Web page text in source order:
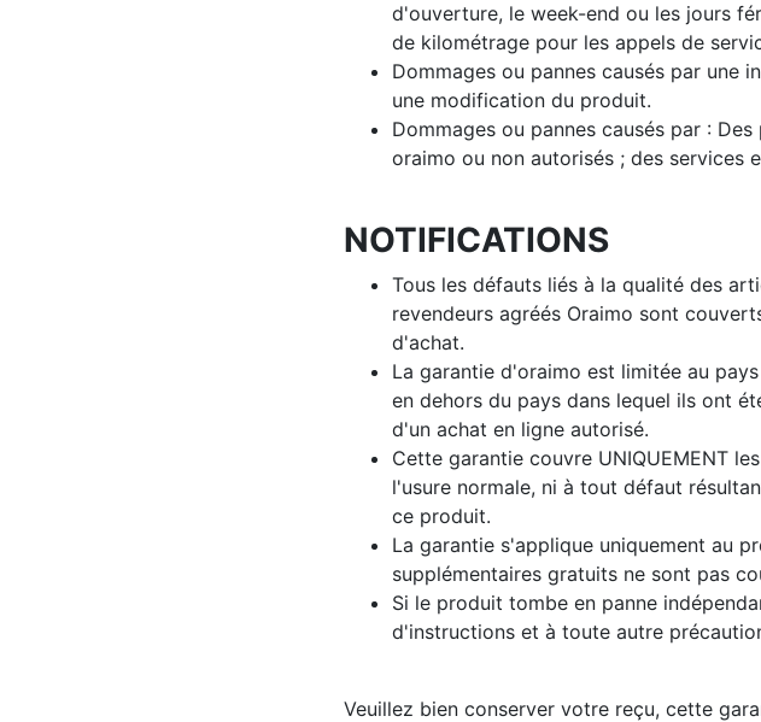
d'ouverture, le week-end ou les jours
de kilométrage pour les appels de
Dommages ou pannes causés par une
une modification du produit.
Dommages ou pannes causés par :
oraimo ou non autorisés ; des services
NOTIFICATIONS
Tous les défauts liés à la qualité des
revendeurs agréés Oraimo sont
d'achat.
La garantie d'oraimo est limitée au
en dehors du pays dans lequel ils ont
d'un achat en ligne autorisé.
Cette garantie couvre UNIQUEMENT
l'usure normale, ni à tout défaut
ce produit.
La garantie s'applique uniquement au
supplémentaires gratuits ne sont pas
Si le produit tombe en panne
d'instructions et à toute autre
Veuillez bien conserver votre reçu, cette